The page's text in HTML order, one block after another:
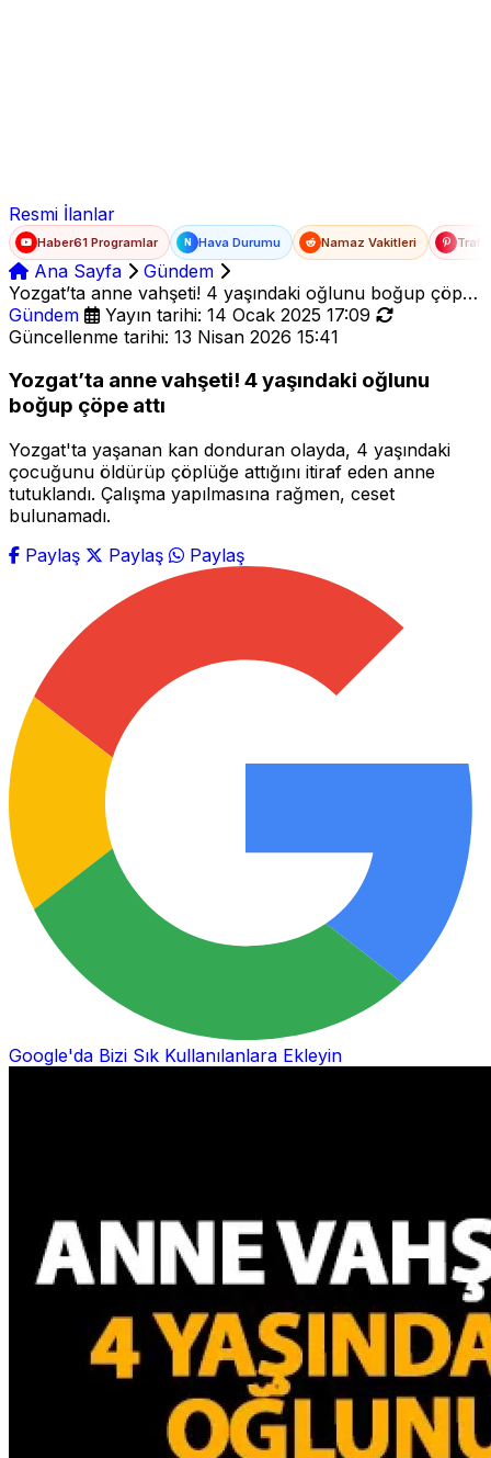
Resmi İlanlar
Haber61 Programlar N Hava Durumu Namaz Vakitleri
Ana Sayfa
Gündem
Yozgat’ta anne vahşeti! 4 yaşındaki oğlunu boğup çöpe
attı
Gündem
Yayın tarihi: 14 Ocak 2025 17:09
Güncellenme tarihi: 13 Nisan 2026 15:41
Yozgat’ta anne vahşeti! 4 yaşındaki oğlunu
boğup çöpe attı
Yozgat'ta yaşanan kan donduran olayda, 4 yaşındaki
çocuğunu öldürüp çöplüğe attığını itiraf eden anne
tutuklandı. Çalışma yapılmasına rağmen, ceset
bulunamadı.
Paylaş
Paylaş Paylaş
Google'da Bizi Sık Kullanılanlara Ekleyin